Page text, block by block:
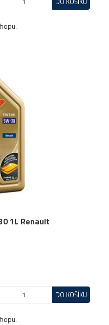
1L Renault
DO KOŠÍKU